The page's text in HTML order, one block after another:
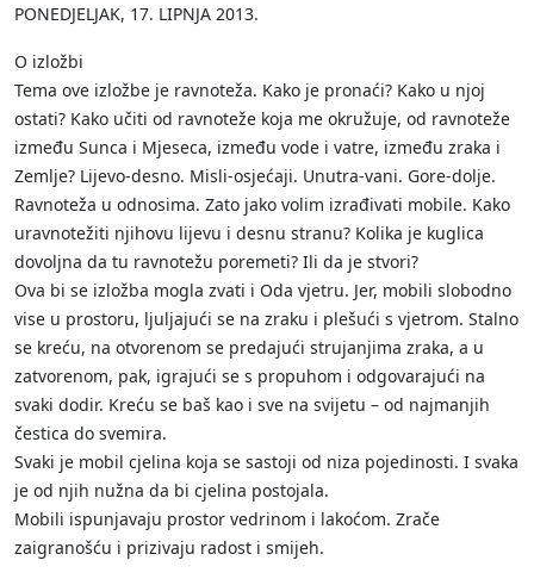
PONEDJELJAK, 17. LIPNJA 2013.
O izložbi
Tema ove izložbe je ravnoteža. Kako je pronaći? Kako u njoj
ostati? Kako učiti od ravnoteže koja me okružuje, od ravnoteže
između Sunca i Mjeseca, između vode i vatre, između zraka i
Zemlje? Lijevo-desno. Misli-osjećaji. Unutra-vani. Gore-dolje.
Ravnoteža u odnosima. Zato jako volim izrađivati mobile. Kako
uravnotežiti njihovu lijevu i desnu stranu? Kolika je kuglica
dovoljna da tu ravnotežu poremeti? Ili da je stvori?
Ova bi se izložba mogla zvati i Oda vjetru. Jer, mobili slobodno
vise u prostoru, ljuljajući se na zraku i plešući s vjetrom. Stalno
se kreću, na otvorenom se predajući strujanjima zraka, a u
zatvorenom, pak, igrajući se s propuhom i odgovarajući na
svaki dodir. Kreću se baš kao i sve na svijetu – od najmanjih
čestica do svemira.
Svaki je mobil cjelina koja se sastoji od niza pojedinosti. I svaka
je od njih nužna da bi cjelina postojala.
Mobili ispunjavaju prostor vedrinom i lakoćom. Zrače
zaigranošću i prizivaju radost i smijeh.